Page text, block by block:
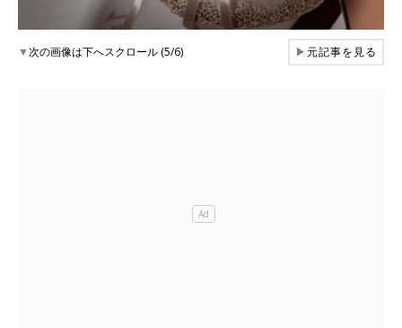
▼次の画像は下へスクロール (5/6) ▶元記事を見る